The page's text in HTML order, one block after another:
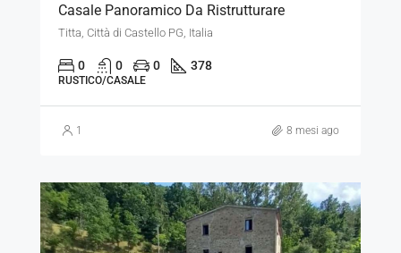
Casale Panoramico Da Ristrutturare
Titta, Città di Castello PG, Italia
0 0 0 378
RUSTICO/CASALE
1 8 mesi ago